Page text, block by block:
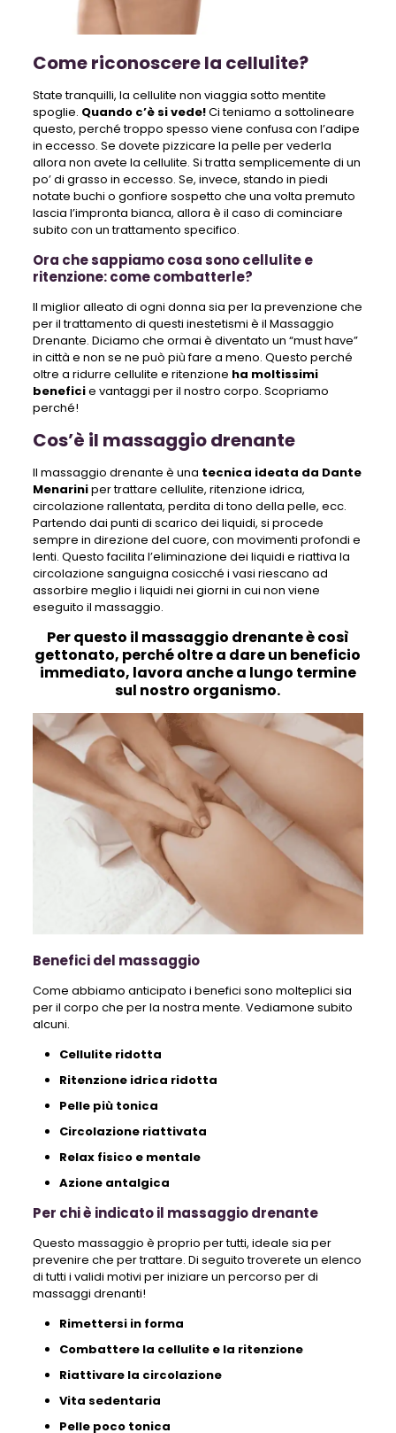
Come riconoscere la cellulite?
State tranquilli, la cellulite non viaggia sotto mentite
spoglie. Quando c’è si vede!Ci teniamo a sottolineare
questo, perché troppo spesso viene confusa con l’adipe
in eccesso. Se dovete pizzicare la pelle per vederla
allora non avete la cellulite. Si tratta semplicemente di un
po’ di grasso in eccesso. Se, invece, stando in piedi
notate buchi o gonfiore sospetto che una volta premuto
lascia l’impronta bianca, allora è il caso di cominciare
subito con un trattamento specifico.
Ora che sappiamo cosa sono cellulite e
ritenzione: come combatterle?
Il miglior alleato di ogni donna sia per la prevenzione che
per il trattamento di questi inestetismi è il Massaggio
Drenante. Diciamo che ormai è diventato un “must have”
in città e non se ne può più fare a meno. Questo perché
oltre a ridurre cellulite e ritenzione ha moltissimi
beneficie vantaggi per il nostro corpo. Scopriamo
perché!
Cos’è il massaggio drenante
Il massaggio drenante è una tecnica ideata da Dante
Menariniper trattare cellulite, ritenzione idrica,
circolazione rallentata, perdita di tono della pelle, ecc.
Partendo dai punti di scarico dei liquidi, si procede
sempre in direzione del cuore, con movimenti profondi e
lenti. Questo facilita l’eliminazione dei liquidi e riattiva la
circolazione sanguigna cosicché i vasi riescano ad
assorbire meglio i liquidi nei giorni in cui non viene
eseguito il massaggio.
Per questo il massaggio drenante è così
gettonato, perché oltre a dare un beneficio
immediato, lavora anche a lungo termine
sul nostro organismo.
Benefici del massaggio
Come abbiamo anticipato i benefici sono molteplici sia
per il corpo che per la nostra mente. Vediamone subito
alcuni.
Cellulite ridotta
Ritenzione idrica ridotta
Pelle più tonica
Circolazione riattivata
Relax fisico e mentale
Azione antalgica
Per chi è indicato il massaggio drenante
Questo massaggio è proprio per tutti, ideale sia per
prevenire che per trattare. Di seguito troverete un elenco
di tutti i validi motivi per iniziare un percorso per di
massaggi drenanti!
Rimettersi in forma
Combattere la cellulite e la ritenzione
Riattivare la circolazione
Vita sedentaria
Pelle poco tonica